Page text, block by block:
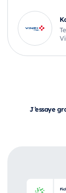
J’essaye